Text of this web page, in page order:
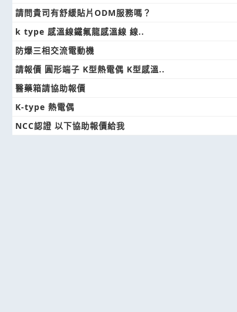
請問貴司有舒緩貼片ODM服務嗎？
k type 感溫線鐵氟龍感溫線​ 線..
防爆三相交流電動機
請報價 圓形端子 K型熱電偶 K型感溫..
醫藥箱請協助報價
K-type 熱電偶
NCC認證 以下協助報價給我